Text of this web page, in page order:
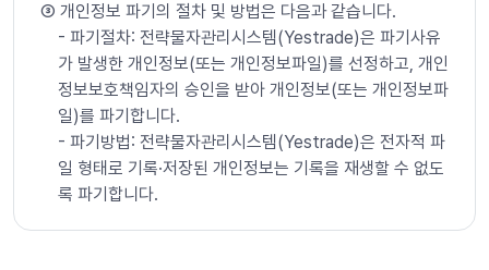
➂ 개인정보 파기의 절차 및 방법은 다음과 같습니다.
- 파기절차: 전략물자관리시스템(Yestrade)은 파기사유
가 발생한 개인정보(또는 개인정보파일)를 선정하고, 개인
정보보호책임자의 승인을 받아 개인정보(또는 개인정보파
일)를 파기합니다.
- 파기방법: 전략물자관리시스템(Yestrade)은 전자적 파
일 형태로 기록·저장된 개인정보는 기록을 재생할 수 없도
록 파기합니다.